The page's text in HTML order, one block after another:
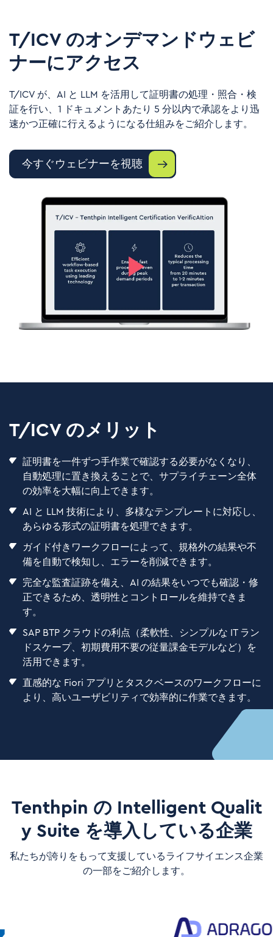
T/ICV のオンデマンドウェビ
ナーにアクセス
T/ICV が、 AI と LLM を活用して証明書の処理・照合・検
証を行い、 1 ドキュメントあたり 5 分以内で承認をより迅
速かつ正確に行えるようになる仕組みをご紹介します。
今すぐウェビナーを視聴
T/ICV のメリット
証明書を一件ずつ手作業で確認する必要がなくなり、
自動処理に置き換えることで、サプライチェーン全体
の効率を大幅に向上できます。
AI と LLM 技術により、多様なテンプレートに対応し、
あらゆる形式の証明書を処理できます。
ガイド付きワークフローによって、規格外の結果や不
備を自動で検知し、エラーを削減できます。
完全な監査証跡を備え、AI の結果をいつでも確認・修
正できるため、透明性とコントロールを維持できま
す。
SAP BTP クラウドの利点（柔軟性、シンプルな IT ラン
ドスケープ、初期費用不要の従量課金モデルなど）を
活用できます。
直感的な Fiori アプリとタスクベースのワークフローに
より、高いユーザビリティで効率的に作業できます。
Tenthpin の Intelligent Qualit
y Suite を導入している企業
私たちが誇りをもって支援しているライフサイエンス企業
の一部をご紹介します。